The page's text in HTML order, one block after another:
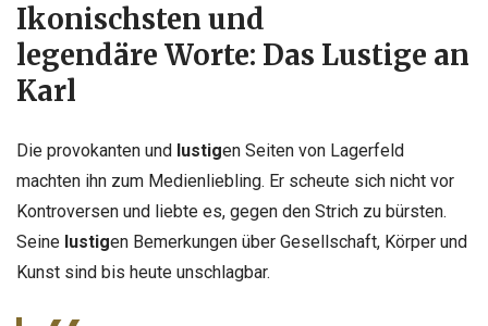
Ikonischsten und
legendäre Worte: Das Lustige an
Karl
Die provokanten und lustigen Seiten von Lagerfeld
machten ihn zum Medienliebling. Er scheute sich nicht vor
Kontroversen und liebte es, gegen den Strich zu bürsten.
Seine lustigen Bemerkungen über Gesellschaft, Körper und
Kunst sind bis heute unschlagbar.